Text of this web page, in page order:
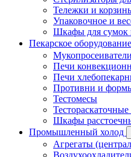
Тележки и
Упаковочное и
Шкафы для сумок
Пекарское оборудование
Мукопросеиватели
Печи
Печи
Противни и
Тестомесы
Шкафы
Промышленный холод
Агрегаты